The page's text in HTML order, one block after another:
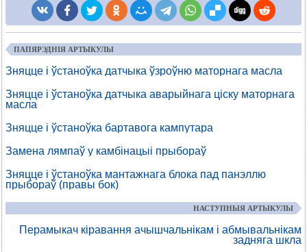
ПАПЯРЭДНІЯ АРТЫКУЛЫ
Зняцце і ўстаноўка датчыка ўзроўню маторнага масла
Зняцце і ўстаноўка датчыка аварыйнага ціску маторнага
масла
Зняцце і ўстаноўка бартавога кампутара
Замена лямпаў у камбінацыі прыбораў
Зняцце і ўстаноўка мантажнага блока пад панэллю
прыбораў (правы бок)
НАСТУПНЫЯ АРТЫКУЛЫ
Перамыкач кіравання ачышчальнікам і абмывальнікам
задняга шкла